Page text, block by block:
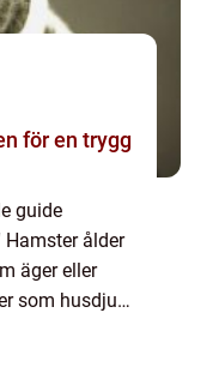
guide
Hamster ålder
äger eller
som husdjur.